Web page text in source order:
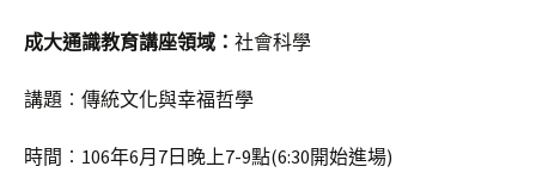
成大通識教育講座領域： 社會科學
講題︰傳統文化與幸福哲學
時間︰106年6月7日晚上7-9點(6:30開始進場)